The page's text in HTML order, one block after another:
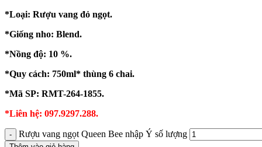
*Loại: Rượu vang đỏ ngọt.
*Giống nho: Blend.
*Nồng độ: 10 %.
*Quy cách: 750ml* thùng 6 chai.
*Mã SP: RMT-264-1855.
*Liên hệ: 097.9297.288.
Rượu vang ngọt Queen Bee nhập Ý số lượng